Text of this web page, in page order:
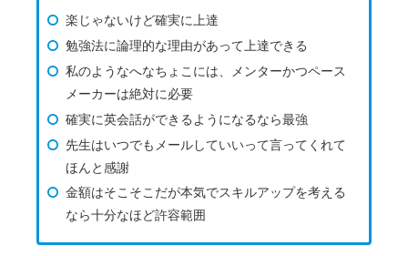
楽じゃないけど確実に上達
勉強法に論理的な理由があって上達できる
私のようなへなちょこには、メンターかつペース
メーカーは絶対に必要
確実に英会話ができるようになるなら最強
先生はいつでもメールしていいって言ってくれて
ほんと感謝
金額はそこそこだが本気でスキルアップを考える
なら十分なほど許容範囲